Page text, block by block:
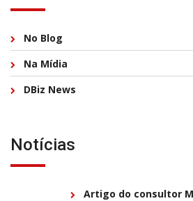
No Blog
Na Mídia
DBiz News
Notícias
Artigo do consultor